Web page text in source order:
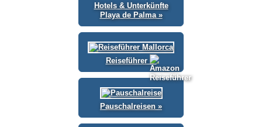
Hotels & Unterkünfte
Playa de Palma »
Reiseführer
Pauschalreisen »